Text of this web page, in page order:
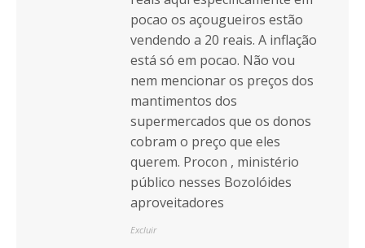
pocao os açougueiros estão
vendendo a 20 reais. A inflação
está só em pocao. Não vou
nem mencionar os preços dos
mantimentos dos
supermercados que os donos
cobram o preço que eles
querem. Procon , ministério
público nesses Bozolóides
aproveitadores
Excluir